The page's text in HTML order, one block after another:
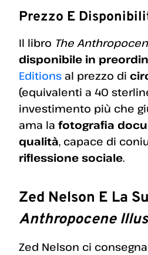
Prezzo E
Il libro The
disponibile in
Editions al prezzo di
(equivalenti a 40
investimento più che
ama la fotografia
qualità, capace di
riflessione sociale.
Zed Nelson E La
Anthropocene
Zed Nelson ci consegna